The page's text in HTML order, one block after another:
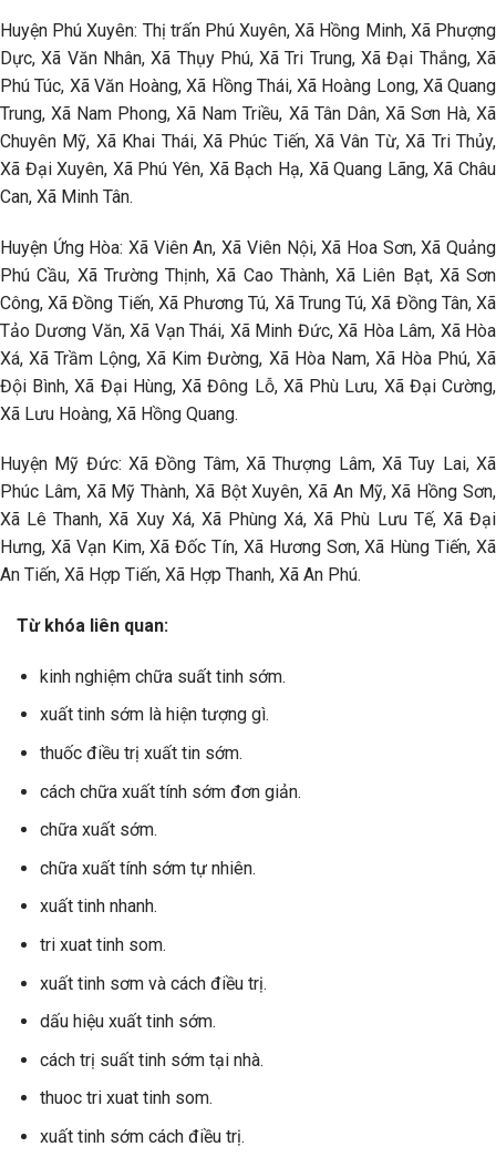
Huyện Phú Xuyên: Thị trấn Phú Xuyên, Xã Hồng Minh, Xã Phượng
Dực, Xã Văn Nhân, Xã Thụy Phú, Xã Tri Trung, Xã Đại Thắng, Xã
Phú Túc, Xã Văn Hoàng, Xã Hồng Thái, Xã Hoàng Long, Xã Quang
Trung, Xã Nam Phong, Xã Nam Triều, Xã Tân Dân, Xã Sơn Hà, Xã
Chuyên Mỹ, Xã Khai Thái, Xã Phúc Tiến, Xã Vân Từ, Xã Tri Thủy,
Xã Đại Xuyên, Xã Phú Yên, Xã Bạch Hạ, Xã Quang Lãng, Xã Châu
Can, Xã Minh Tân.
Huyện Ứng Hòa: Xã Viên An, Xã Viên Nội, Xã Hoa Sơn, Xã Quảng
Phú Cầu, Xã Trường Thịnh, Xã Cao Thành, Xã Liên Bạt, Xã Sơn
Công, Xã Đồng Tiến, Xã Phương Tú, Xã Trung Tú, Xã Đồng Tân, Xã
Tảo Dương Văn, Xã Vạn Thái, Xã Minh Đức, Xã Hòa Lâm, Xã Hòa
Xá, Xã Trầm Lộng, Xã Kim Đường, Xã Hòa Nam, Xã Hòa Phú, Xã
Đội Bình, Xã Đại Hùng, Xã Đông Lỗ, Xã Phù Lưu, Xã Đại Cường,
Xã Lưu Hoàng, Xã Hồng Quang.
Huyện Mỹ Đức: Xã Đồng Tâm, Xã Thượng Lâm, Xã Tuy Lai, Xã
Phúc Lâm, Xã Mỹ Thành, Xã Bột Xuyên, Xã An Mỹ, Xã Hồng Sơn,
Xã Lê Thanh, Xã Xuy Xá, Xã Phùng Xá, Xã Phù Lưu Tế, Xã Đại
Hưng, Xã Vạn Kim, Xã Đốc Tín, Xã Hương Sơn, Xã Hùng Tiến, Xã
An Tiến, Xã Hợp Tiến, Xã Hợp Thanh, Xã An Phú.
Từ khóa liên quan:
kinh nghiệm chữa suất tinh sớm.
xuất tinh sớm là hiện tượng gì.
thuốc điều trị xuất tin sớm.
cách chữa xuất tính sớm đơn giản.
chữa xuất sớm.
chữa xuất tính sớm tự nhiên.
xuất tinh nhanh.
tri xuat tinh som.
xuất tinh sơm và cách điều trị.
dấu hiệu xuất tinh sớm.
cách trị suất tinh sớm tại nhà.
thuoc tri xuat tinh som.
xuất tinh sớm cách điều trị.